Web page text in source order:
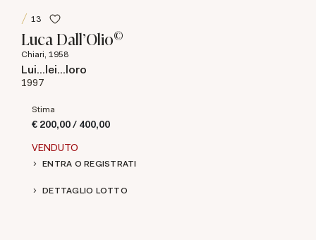
13
Luca Dall'Olio©
Chiari, 1958
Lui...lei...loro
1997
Stima
€ 200,00 / 400,00
VENDUTO
ENTRA O REGISTRATI
DETTAGLIO LOTTO